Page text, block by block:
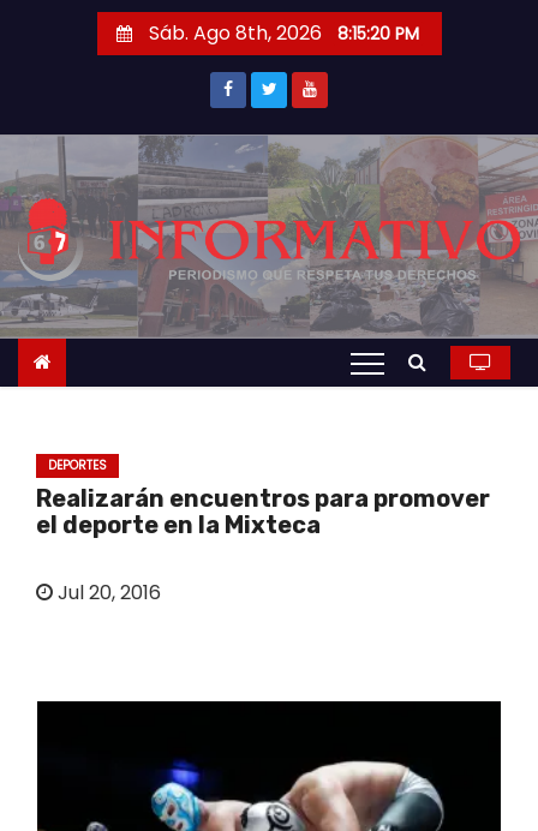
r
a
c
o
t
Sáb. Ago 8th, 2026 8:15:21 PM
DEPORTES
Realizarán encuentros para promover
el deporte en la Mixteca
Jul 20, 2016